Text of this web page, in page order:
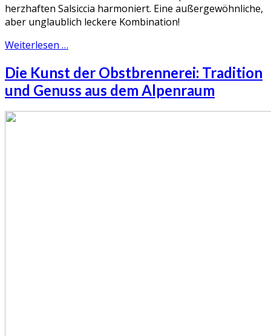
herzhaften Salsiccia harmoniert. Eine außergewöhnliche,
aber unglaublich leckere Kombination!
Weiterlesen …
Die Kunst der Obstbrennerei: Tradition
und Genuss aus dem Alpenraum